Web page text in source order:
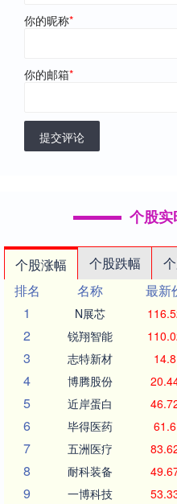
你的昵称*
你的邮箱*
提交评论
个股
个股涨幅 个股跌幅
排名
名称 最新
1
N展芯
2 锐翔智能
3 志特新材 14.8
4 博腾股份
5 近岸蛋白
6 毕得医药 61.6
7 五洲医疗
8 耐科装备
9 一博科技